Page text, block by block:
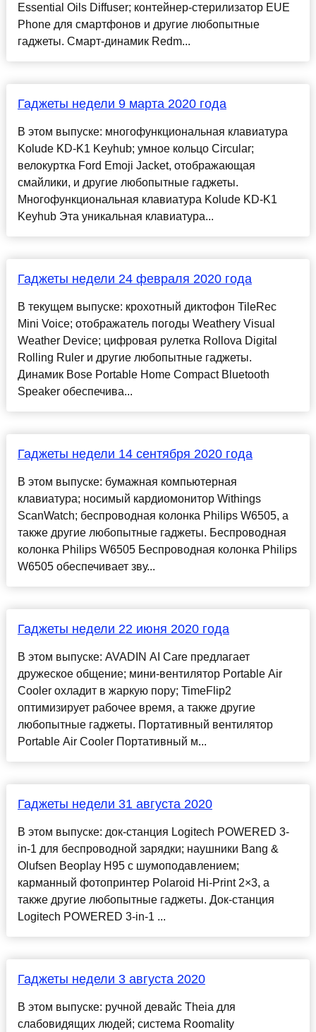
Essential Oils Diffuser; контейнер-стерилизатор EUE
Phone для смартфонов и другие любопытные
гаджеты. Смарт-динамик Redm...
Гаджеты недели 9 марта 2020 года
В этом выпуске: многофункциональная клавиатура
Kolude KD-K1 Keyhub; умное кольцо Circular;
велокуртка Ford Emoji Jacket, отображающая
смайлики, и другие любопытные гаджеты.
Многофункциональная клавиатура Kolude KD-K1
Keyhub Эта уникальная клавиатура...
Гаджеты недели 24 февраля 2020 года
В текущем выпуске: крохотный диктофон TileRec
Mini Voice; отображатель погоды Weathery Visual
Weather Device; цифровая рулетка Rollova Digital
Rolling Ruler и другие любопытные гаджеты.
Динамик Bose Portable Home Compact Bluetooth
Speaker обеспечива...
Гаджеты недели 14 сентября 2020 года
В этом выпуске: бумажная компьютерная
клавиатура; носимый кардиомонитор Withings
ScanWatch; беспроводная колонка Philips W6505, а
также другие любопытные гаджеты. Беспроводная
колонка Philips W6505 Беспроводная колонка Philips
W6505 обеспечивает зву...
Гаджеты недели 22 июня 2020 года
В этом выпуске: AVADIN AI Care предлагает
дружеское общение; мини-вентилятор Portable Air
Cooler охладит в жаркую пору; TimeFlip2
оптимизирует рабочее время, а также другие
любопытные гаджеты. Портативный вентилятор
Portable Air Cooler Портативный м...
Гаджеты недели 31 августа 2020
В этом выпуске: док-станция Logitech POWERED 3-
in-1 для беспроводной зарядки; наушники Bang &
Olufsen Beoplay H95 с шумоподавлением;
карманный фотопринтер Polaroid Hi-Print 2×3, а
также другие любопытные гаджеты. Док-станция
Logitech POWERED 3-in-1 ...
Гаджеты недели 3 августа 2020
В этом выпуске: ручной девайс Theia для
слабовидящих людей; система Roomality